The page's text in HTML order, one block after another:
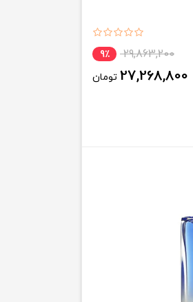
29,863,200 9٪
27,268,800 تومان